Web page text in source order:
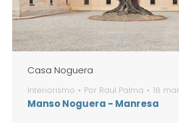
Casa Noguera
Interiorismo Por Raul Palma 18
Manso Noguera - Manresa